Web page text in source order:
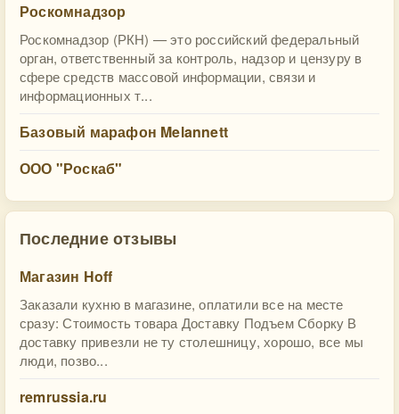
Роскомнадзор
Роскомнадзор (РКН) — это российский федеральный
орган, ответственный за контроль, надзор и цензуру в
сфере средств массовой информации, связи и
информационных т...
Базовый марафон Melannett
ООО "Роскаб"
Последние отзывы
Магазин Hoff
Заказали кухню в магазине, оплатили все на месте
сразу: Стоимость товара Доставку Подъем Сборку В
доставку привезли не ту столешницу, хорошо, все мы
люди, позво...
remrussia.ru